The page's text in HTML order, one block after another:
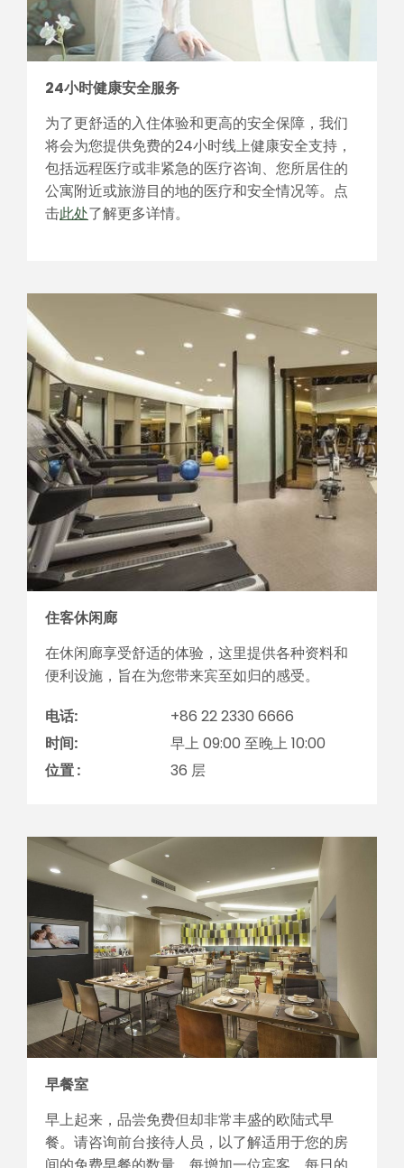
24小时健康安全服务
为了更舒适的入住体验和更高的安全保障，我们
将会为您提供免费的24小时线上健康安全支持，
包括远程医疗或非紧急的医疗咨询、您所居住的
公寓附近或旅游目的地的医疗和安全情况等。点
击此处了解更多详情。
住客休闲廊
在休闲廊享受舒适的体验，这里提供各种资料和
便利设施，旨在为您带来宾至如归的感受。
电话:
+86 22 2330 6666
时间:
早上 09:00 至晚上 10:00
位置 :
36 层
早餐室
早上起来，品尝免费但却非常丰盛的欧陆式早
餐。请咨询前台接待人员，以了解适用于您的房